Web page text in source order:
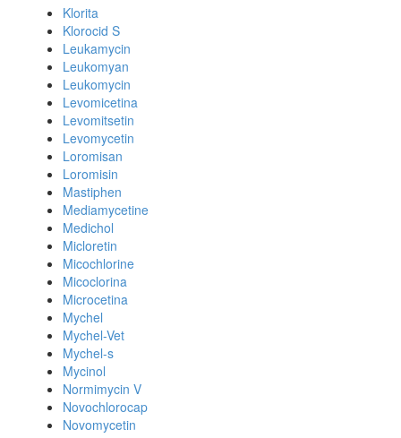
Klorita
Klorocid S
Leukamycin
Leukomyan
Leukomycin
Levomicetina
Levomitsetin
Levomycetin
Loromisan
Loromisin
Mastiphen
Mediamycetine
Medichol
Micloretin
Micochlorine
Micoclorina
Microcetina
Mychel
Mychel-Vet
Mychel-s
Mycinol
Normimycin V
Novochlorocap
Novomycetin